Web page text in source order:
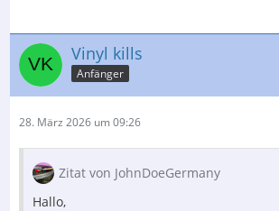
Vinyl kills
Anfänger
28. März 2026 um 09:26
Zitat von JohnDoeGermany
Hallo,